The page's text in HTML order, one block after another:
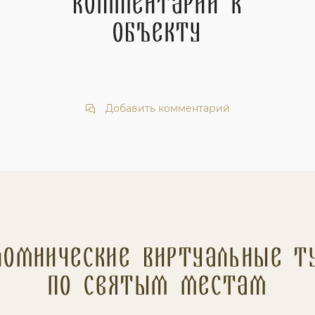
объекту
Добавить комментарий
Виртуальные
по святым местам